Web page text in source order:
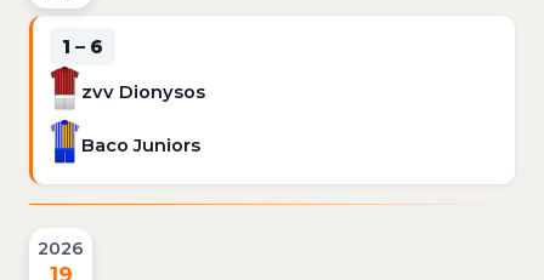
1 – 6
zvv Dionysos
Baco Juniors
2026
19